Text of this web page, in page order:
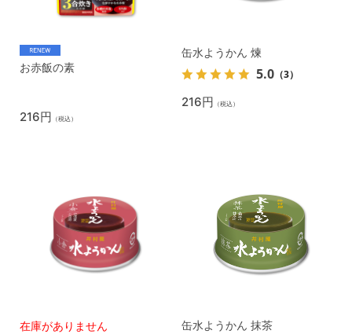
お赤飯の素
216円 （税込）
缶水ようかん 煉
5.0 （3）
216円 （税込）
在庫がありません
缶水ようかん 抹茶